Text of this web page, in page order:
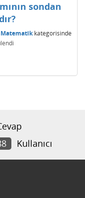
sondan
kategorisinde
Kullanıcı